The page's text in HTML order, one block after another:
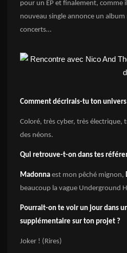
pour un EP et finalement, comme
nouveau single annonce un
concerts…
Comment décrirais-tu ton univers
Coloré, très cyber, très électrique,
des néons.
Qui retrouve-t-on dans tes
Madonna est mon pêché mignon,
beaucoup la vague Underground
Pourrait-on te voir un jour dans
supplémentaire sur ton projet ?
Joker ! (Rires)